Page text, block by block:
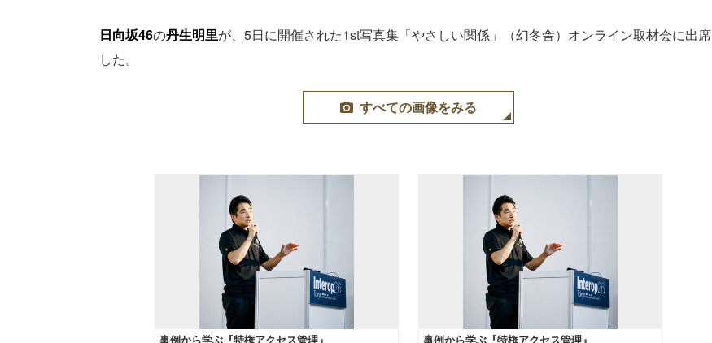
日向坂46の丹生明里が、5日に開催された1st写真集「やさしい関係」（幻冬舎）オンライン取材会に出席
した。
すべての画像をみる